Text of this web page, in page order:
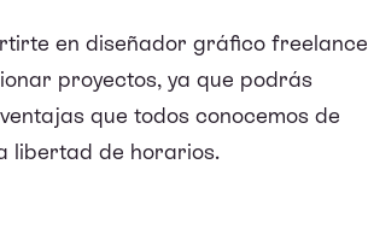
en diseñador gráfico freelance
proyectos, ya que podrás
que todos conocemos de
libertad de horarios.